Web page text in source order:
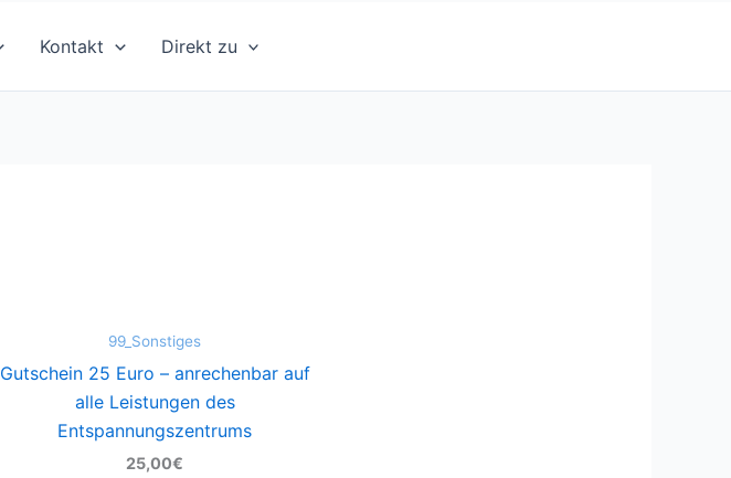
Kontakt Direkt zu
99_Sonstiges
Gutschein 25 Euro – anrechenbar auf
alle Leistungen des
Entspannungszentrums
25,00€